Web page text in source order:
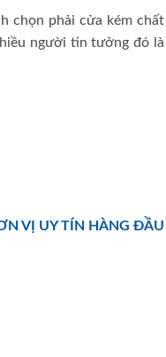
chọn phải cửa kém chất
người tin tưởng đó là
VỊ UY TÍN HÀNG ĐẦU